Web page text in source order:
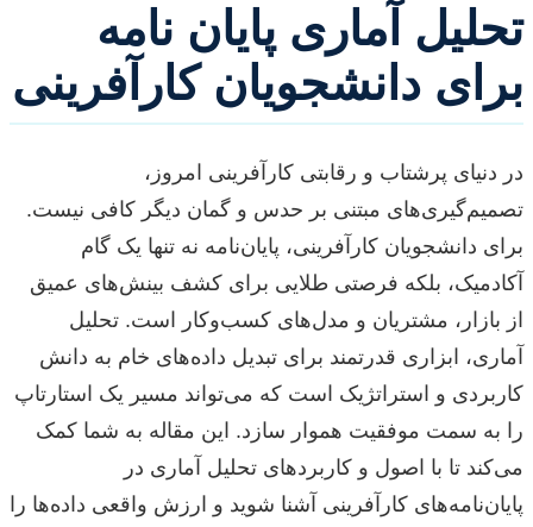
تحلیل آماری پایان نامه
برای دانشجویان کارآفرینی
در دنیای پرشتاب و رقابتی کارآفرینی امروز،
تصمیم‌گیری‌های مبتنی بر حدس و گمان دیگر کافی نیست.
برای دانشجویان کارآفرینی، پایان‌نامه نه تنها یک گام
آکادمیک، بلکه فرصتی طلایی برای کشف بینش‌های عمیق
از بازار، مشتریان و مدل‌های کسب‌وکار است. تحلیل
آماری، ابزاری قدرتمند برای تبدیل داده‌های خام به دانش
کاربردی و استراتژیک است که می‌تواند مسیر یک استارتاپ
را به سمت موفقیت هموار سازد. این مقاله به شما کمک
می‌کند تا با اصول و کاربردهای تحلیل آماری در
پایان‌نامه‌های کارآفرینی آشنا شوید و ارزش واقعی داده‌ها را